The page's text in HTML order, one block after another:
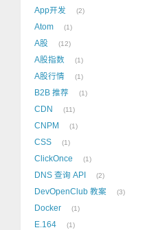
App开发 2
Atom 1
A股 12
A股指数 1
A股行情 1
B2B 推荐 1
CDN 11
CNPM 1
CSS 1
ClickOnce 1
DNS 查询 API 2
DevOpenClub 教案 3
Docker 1
E.164 1